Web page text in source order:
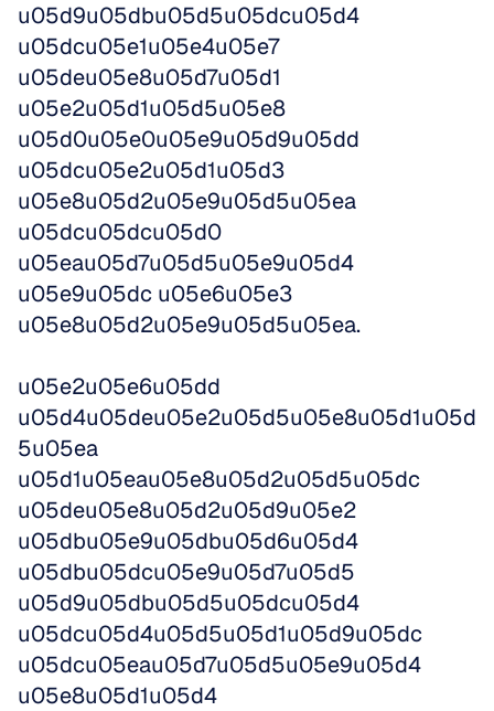
u05d9u05dbu05d5u05dcu05d4
u05dcu05e1u05e4u05e7
u05deu05e8u05d7u05d1
u05e2u05d1u05d5u05e8
u05d0u05e0u05e9u05d9u05dd
u05dcu05e2u05d1u05d3
u05e8u05d2u05e9u05d5u05ea
u05dcu05dcu05d0
u05eau05d7u05d5u05e9u05d4
u05e9u05dc u05e6u05e3
u05e8u05d2u05e9u05d5u05ea.
u05e2u05e6u05dd
u05d4u05deu05e2u05d5u05e8u05d1u05d
5u05ea
u05d1u05eau05e8u05d2u05d5u05dc
u05deu05e8u05d2u05d9u05e2
u05dbu05e9u05dbu05d6u05d4
u05dbu05dcu05e9u05d7u05d5
u05d9u05dbu05d5u05dcu05d4
u05dcu05d4u05d5u05d1u05d9u05dc
u05dcu05eau05d7u05d5u05e9u05d4
u05e8u05d1u05d4